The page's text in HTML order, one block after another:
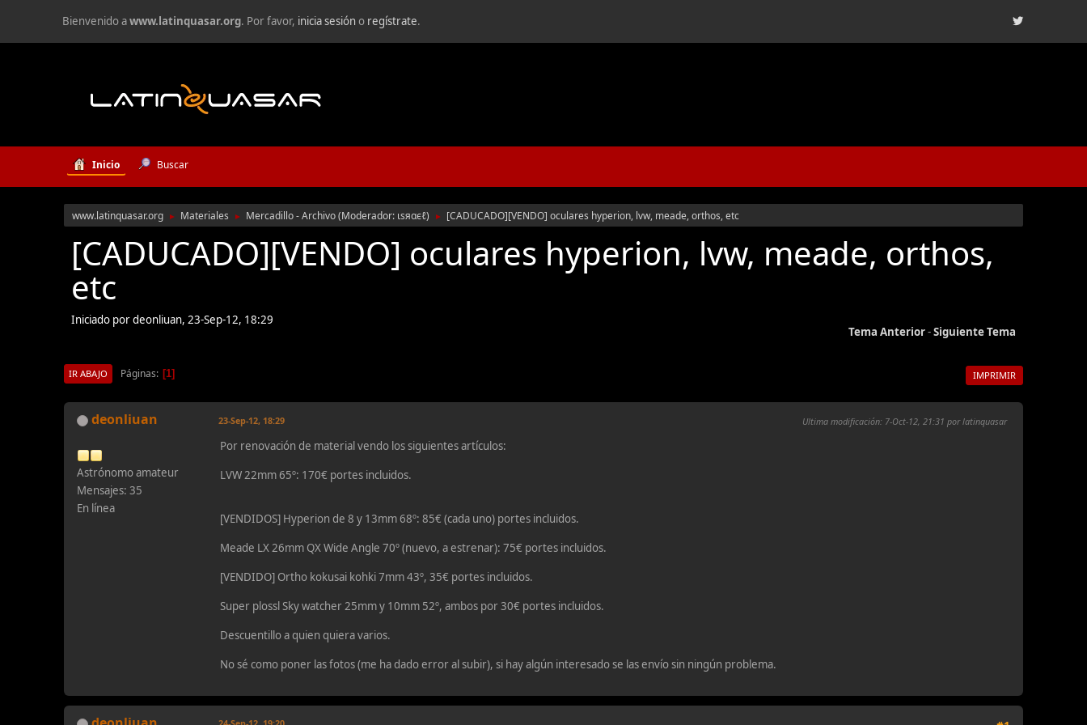
Bienvenido awww.latinquasar.org. Por favor, inicia sesióno regístrate.
Inicio Buscar
www.latinquasar.org ► Materiales ► Mercadillo - Archivo(Moderador: ιѕяαєℓ) ► [CADUCADO][VENDO] oculares hyperion, lvw, meade, orthos, etc
[CADUCADO][VENDO] oculares hyperion, lvw, meade, orthos,
etc
Iniciado por deonliuan, 23-Sep-12, 18:29
Tema Anterior-Siguiente Tema
IMPRIMIR
IR ABAJO Páginas 1
deonliuan
Astrónomo amateur
Mensajes: 35
En línea
23-Sep-12, 18:29 Ultima modificación: 7-Oct-12, 21:31 por latinquasar
Por renovación de material vendo los siguientes artículos:
LVW 22mm 65º: 170€ portes incluidos.
[VENDIDOS] Hyperion de 8 y 13mm 68º: 85€ (cada uno) portes incluidos.
Meade LX 26mm QX Wide Angle 70º (nuevo, a estrenar): 75€ portes incluidos.
[VENDIDO] Ortho kokusai kohki 7mm 43º, 35€ portes incluidos.
Super plossl Sky watcher 25mm y 10mm 52º, ambos por 30€ portes incluidos.
Descuentillo a quien quiera varios.
No sé como poner las fotos (me ha dado error al subir), si hay algún interesado se las envío sin ningún problema.